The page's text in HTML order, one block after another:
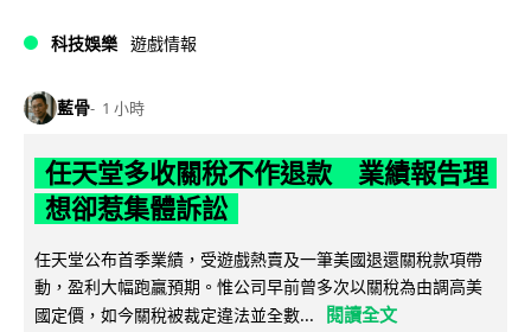
科技娛樂 遊戲情報
藍骨 1 小時
任天堂多收關稅不作退款 業績報告理
想卻惹集體訴訟
任天堂公布首季業績，受遊戲熱賣及一筆美國退還關稅款項帶
動，盈利大幅跑贏預期。惟公司早前曾多次以關稅為由調高美
國定價，如今關稅被裁定違法並全數...
閱讀全文